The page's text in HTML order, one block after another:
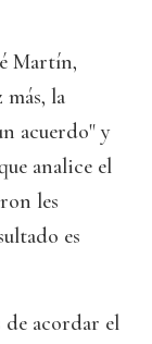
Martín,
la
acuerdo" y
analice el
les
es
de acordar el